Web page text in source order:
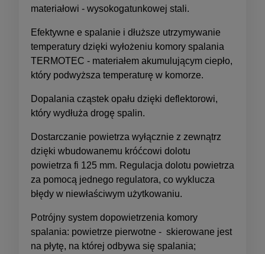
materiałowi - wysokogatunkowej stali.
Efektywne e spalanie i dłuższe utrzymywanie
temperatury dzięki wyłożeniu komory spalania
TERMOTEC - materiałem akumulującym ciepło,
który podwyższa temperaturę w komorze.
Dopalania cząstek opału dzięki deflektorowi,
który wydłuża drogę spalin.
Dostarczanie powietrza wyłącznie z zewnątrz
dzięki wbudowanemu króćcowi dolotu
powietrza fi 125 mm. Regulacja dolotu powietrza
za pomocą jednego regulatora, co wyklucza
błędy w niewłaściwym użytkowaniu.
Potrójny system dopowietrzenia komory
spalania: powietrze pierwotne - skierowane jest
na płytę, na której odbywa się spalania;